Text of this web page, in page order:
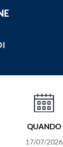
QUANDO
17/07/2026